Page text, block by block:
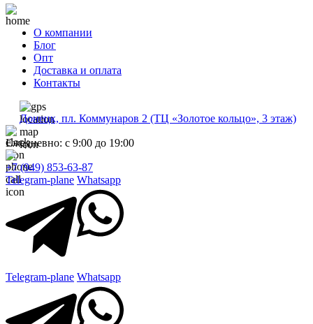
О компании
Блог
Опт
Доставка и оплата
Контакты
Донецк, пл. Коммунаров 2 (ТЦ «Золотое кольцо», 3 этаж)
Ежедневно: с 9:00 до 19:00
+7 (949) 853-63-87
Telegram-plane Whatsapp
Telegram-plane Whatsapp